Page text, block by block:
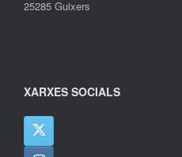
25285 Guixers
XARXES SOCIALS